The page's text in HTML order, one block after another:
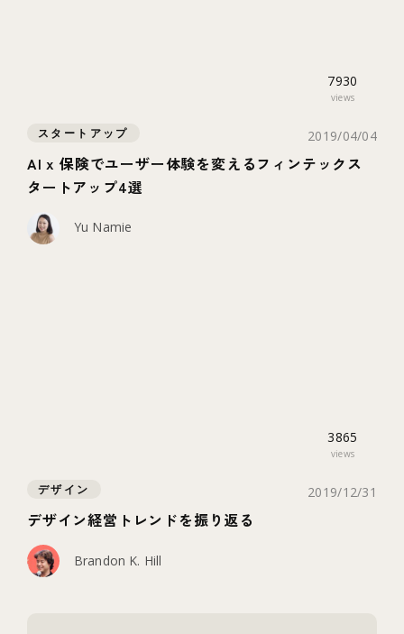
7930
views
スタートアップ 2019/04/04
AI x 保険でユーザー体験を変えるフィンテックス
タートアップ4選
Yu Namie
3865
views
デザイン 2019/12/31
デザイン経営トレンドを振り返る
Brandon K. Hill